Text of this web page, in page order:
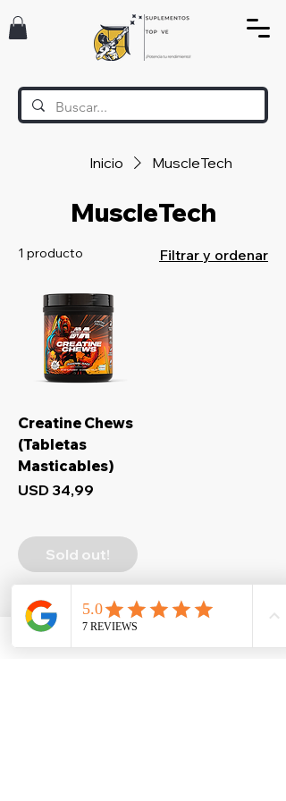
Inicio MuscleTech
MuscleTech
1 producto Filtrar y ordenar
Creatine Chews
(Tabletas
Masticables)
Precio
USD 34,99
Sold out!